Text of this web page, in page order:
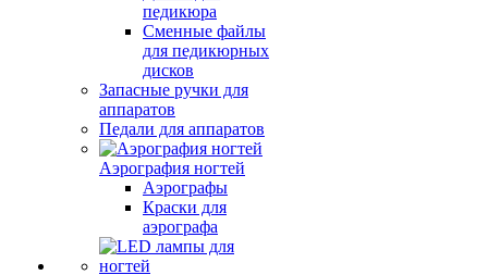
педикюра
Сменные файлы
для педикюрных
дисков
Запасные ручки для
аппаратов
Педали для аппаратов
Аэрография ногтей
Аэрографы
Краски для
аэрографа